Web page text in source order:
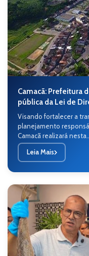
Camacã: Prefeitura
pública da Lei de
Visando fortalecer a
planejamento
Camacã realizará
Leia Mais